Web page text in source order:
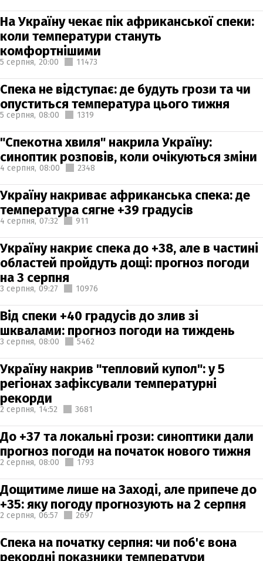
На Україну чекає пік африканської спеки:
коли температури стануть
комфортнішими
5 серпня, 20:00 11473
Спека не відступає: де будуть грози та чи
опуститься температура цього тижня
5 серпня, 08:00 1319
"Спекотна хвиля" накрила Україну:
синоптик розповів, коли очікуються зміни
4 серпня, 08:00 2348
Україну накриває африканська спека: де
температура сягне +39 градусів
4 серпня, 07:32 911
Україну накриє спека до +38, але в частині
областей пройдуть дощі: прогноз погоди
на 3 серпня
3 серпня, 09:27 10976
Від спеки +40 градусів до злив зі
шквалами: прогноз погоди на тиждень
3 серпня, 08:00 5462
Україну накрив "тепловий купол": у 5
регіонах зафіксували температурні
рекорди
2 серпня, 14:52 3681
До +37 та локальні грози: синоптики дали
прогноз погоди на початок нового тижня
2 серпня, 08:00 1793
Дощитиме лише на Заході, але припече до
+35: яку погоду прогнозують на 2 серпня
2 серпня, 06:57 2697
Спека на початку серпня: чи поб'є вона
рекордні показники температури